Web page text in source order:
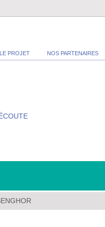
LE PROJET NOS PARTENAIRES